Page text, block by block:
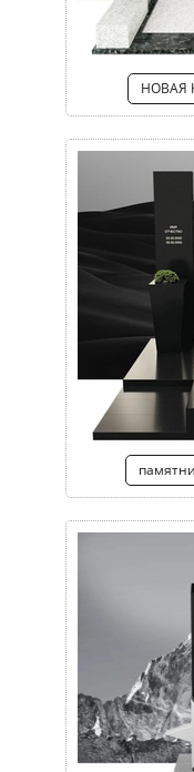
НОВАЯ